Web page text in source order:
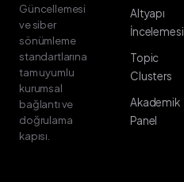
Güncellemesi
ve siber
sönümleme
standartlarına
tam uyumlu
kurumsal
bağlantı ve
doğrulama
kapısı.
Altyapı
İncelemesi
Topic
Clusters
Akademik
Panel